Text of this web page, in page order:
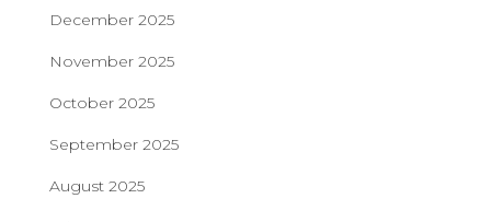
December 2025
November 2025
October 2025
September 2025
August 2025